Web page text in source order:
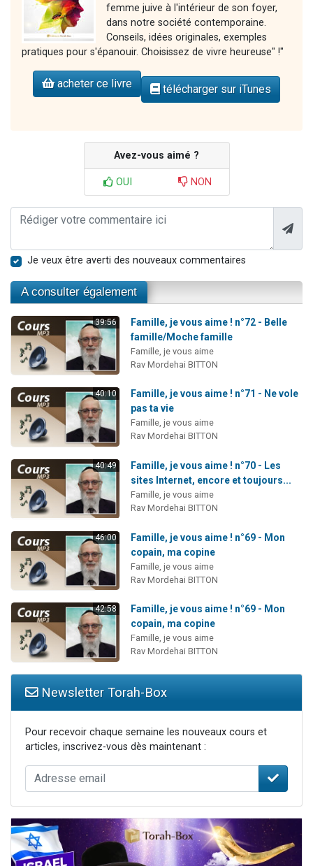
femme juive à l'intérieur de son foyer,
dans notre société contemporaine.
Conseils, idées originales, exemples
pratiques pour s'épanouir. Choisissez de vivre heureuse" !"
acheter ce livre télécharger sur iTunes
Avez-vous aimé ?
OUI NON
Je veux être averti des nouveaux commentaires
A consulter également
39:56
Famille, je vous aime ! n°72 - Belle
famille/Moche famille
Famille, je vous aime
Rav Mordehai BITTON
40:10
Famille, je vous aime ! n°71 - Ne vole
pas ta vie
Famille, je vous aime
Rav Mordehai BITTON
40:49
Famille, je vous aime ! n°70 - Les
sites Internet, encore et toujours...
Famille, je vous aime
Rav Mordehai BITTON
46:00
Famille, je vous aime ! n°69 - Mon
copain, ma copine
Famille, je vous aime
Rav Mordehai BITTON
42:58
Famille, je vous aime ! n°69 - Mon
copain, ma copine
Famille, je vous aime
Rav Mordehai BITTON
Newsletter Torah-Box
Pour recevoir chaque semaine les nouveaux cours et
articles, inscrivez-vous dès maintenant :